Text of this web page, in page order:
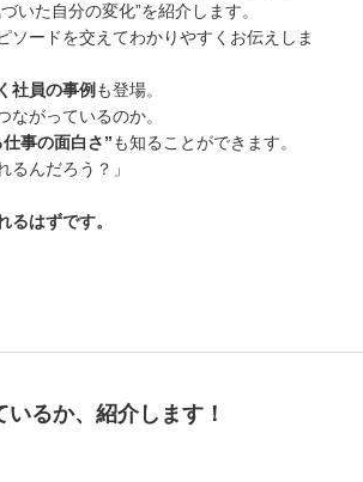
いた自分の変化”を紹介します。
ソードを交えてわかりやすくお伝えしま
社員の事例 も登場。
がっているのか。
事の面白さ”も知ることができます。
るんだろう？」
るはずです。
るか、紹介します！